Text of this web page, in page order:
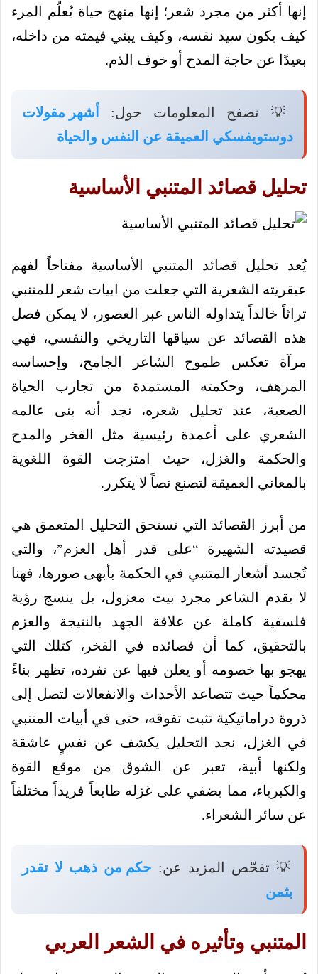
إنها أكثر من مجرد شعر؛ إنها منهج حياة يُعلّم المرء
كيف يكون سيد نفسه، وكيف يبني قيمته من داخله،
بعيدًا عن حاجة المدح أو خوف الذم.
💡 تصفح المعلومات حول:
أشهر مقولات
دوستويفسكي العميقة عن النفس والحياة
تحليل قصائد المتنبي الأساسية
يُعد تحليل قصائد المتنبي الأساسية مفتاحاً لفهم
عبقريته الشعرية التي جعلت من ابيات شعر للمتنبي
تراثاً خالداً يتداوله الناس عبر العصور، لا يمكن فصل
هذه القصائد عن سياقها التاريخي والنفسي، فهي
مرآة تعكس طموح الشاعر الجامح، وإحساسه
المرهف، وحكمته المستمدة من تجارب الحياة
الصعبة، عند تحليل شعره، نجد أنه بنى عالمه
الشعري على أعمدة رئيسية مثل الفخر والمدح
والحكمة والغزل، حيث امتزجت القوة اللغوية
بالمعاني العميقة لتصنع نصاً لا يتكرر.
من أبرز القصائد التي تستحق التحليل المتعمق هي
قصيدته الشهيرة “على قدر أهل العزم”، والتي
تُجسد أشعار المتنبي في الحكمة بأبهى صورها، فهنا
لا يقدم الشاعر مجرد بيت معزول، بل ينسج رؤية
فلسفية كاملة عن علاقة الجهد بالنتيجة والعزم
بالتحقيق، كما أن قصائده في الفخر، كتلك التي
يهجو بها خصومه أو يعلن فيها عن تفرده، تظهر بناءً
محكماً حيث تتصاعد الأحداث والانفعالات لتصل إلى
ذروة دراماتيكية تثبت تفوقه، حتى في أبيات المتنبي
في الغزل، نجد التحليل يكشف عن نفسٍ عاشقة
ولكنها أبية، تعبر عن الشوق من موقع القوة
والكبرياء، مما يضفي على غزله طابعاً فريداً مختلفاً
عن سائر الشعراء.
💡 تفحّص المزيد عن: حكم من ذهب لا تقدر
بثمن
المتنبي وتأثيره في الشعر العربي